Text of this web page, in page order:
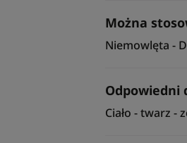
Można
Niemowlęta -
Odpowiedni
Ciało - twarz -